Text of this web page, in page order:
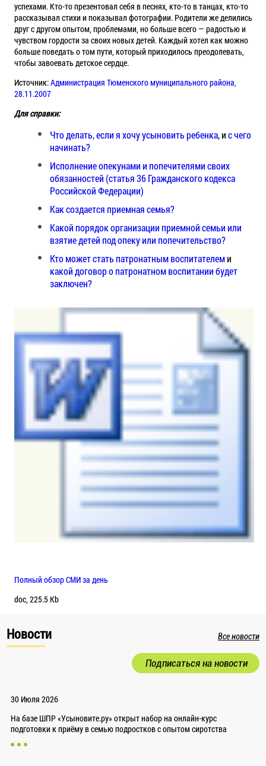
успехами. Кто-то презентовал себя в песнях, кто-то в танцах, кто-то
рассказывал стихи и показывал фотографии. Родители же делились
друг с другом опытом, проблемами, но больше всего — радостью и
чувством гордости за своих новых детей. Каждый хотел как можно
больше поведать о том пути, который приходилось преодолевать,
чтобы завоевать детское сердце.
Источник:Администрация Тюменского муниципального района,
28.11.2007
Для справки:
Что делать, если я хочу усыновить ребенка, ис чего
начинать?
Исполнение опекунами и попечителями своих
обязанностей (статья 36 Гражданского кодекса
Российской Федерации)
Как создается приемная семья?
Какой порядок организации приемной семьи или
взятие детей под опеку или попечительство?
Кто может стать патронатным воспитателеми
какой договор о патронатном воспитании будет
заключен?
Полный обзор СМИ за день
doc, 225.5 Kb
Новости Все новости
Подписаться на новости
30 Июля 2026
На базе ШПР «Усыновите.ру» открыт набор на онлайн-курс
подготовки к приёму в семью подростков с опытом сиротства